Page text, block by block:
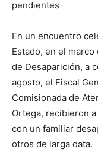
pendientes
En un encuentro
Estado, en el
de Desaparición, a
agosto, el Fiscal
Comisionada de
Ortega, recibieron
con un familiar
otros de larga data.